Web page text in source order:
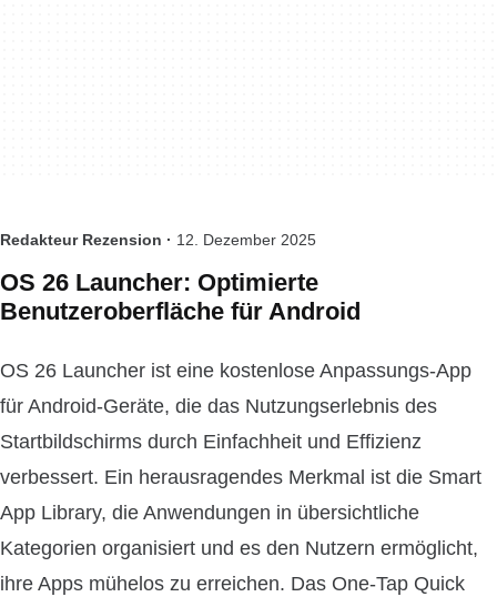
Redakteur Rezension · 12. Dezember 2025
OS 26 Launcher: Optimierte
Benutzeroberfläche für Android
OS 26 Launcher ist eine kostenlose Anpassungs-App
für Android-Geräte, die das Nutzungserlebnis des
Startbildschirms durch Einfachheit und Effizienz
verbessert. Ein herausragendes Merkmal ist die Smart
App Library, die Anwendungen in übersichtliche
Kategorien organisiert und es den Nutzern ermöglicht,
ihre Apps mühelos zu erreichen. Das One-Tap Quick